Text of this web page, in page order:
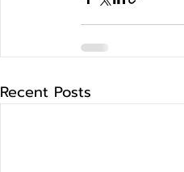
Recent Posts